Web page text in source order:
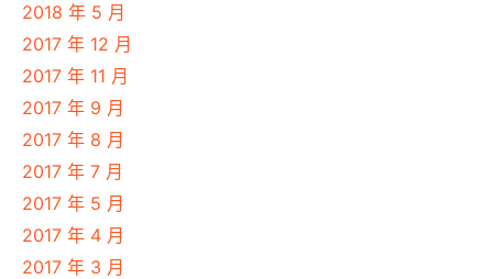
2018 年 5 月
2017 年 12 月
2017 年 11 月
2017 年 9 月
2017 年 8 月
2017 年 7 月
2017 年 5 月
2017 年 4 月
2017 年 3 月